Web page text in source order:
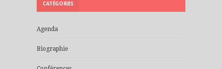
CATÉGORIES
Agenda
Biographie